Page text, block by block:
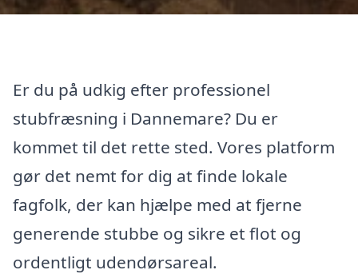
Er du på udkig efter professionel
stubfræsning i Dannemare? Du er
kommet til det rette sted. Vores platform
gør det nemt for dig at finde lokale
fagfolk, der kan hjælpe med at fjerne
generende stubbe og sikre et flot og
ordentligt udendørsareal.